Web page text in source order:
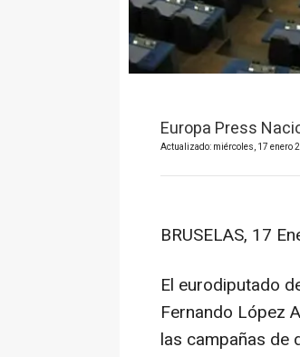
Europa Press
Actualizado: miércoles, 17 enero
BRUSELAS, 17
El eurodiputado
Fernando López
las campañas de